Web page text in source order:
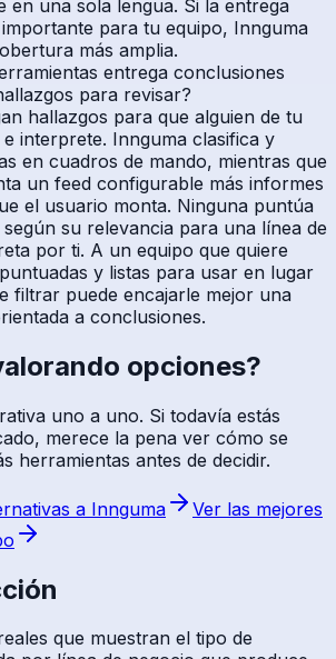
en una sola lengua. Si la entrega
para tu equipo, Innguma
más amplia.
entrega conclusiones
para revisar?
hallazgos para que alguien de tu
interprete. Innguma clasifica y
en cuadros de mando, mientras que
un feed configurable más informes
el usuario monta. Ninguna puntúa
su relevancia para una línea de
por ti. A un equipo que quiere
y listas para usar en lugar
filtrar puede encajarle mejor una
a conclusiones.
opciones?
uno a uno. Si todavía estás
merece la pena ver cómo se
herramientas antes de decidir.
a Innguma
Ver las mejores
que muestran el tipo de